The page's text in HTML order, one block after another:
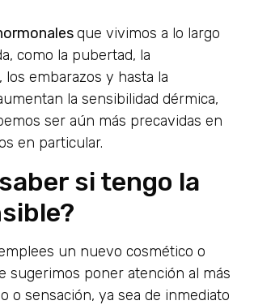
que vivimos a lo largo
como la pubertad, la
embarazos y hasta la
la sensibilidad dérmica,
ser aún más precavidas en
en particular.
si tengo la
un nuevo cosmético o
sugerimos poner atención al más
o sensación, ya sea de inmediato